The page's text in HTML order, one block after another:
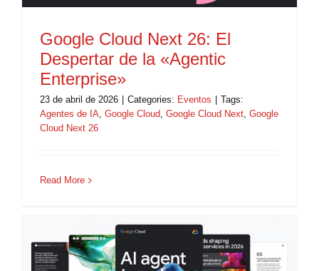
Google Cloud Next 26: El
Despertar de la «Agentic
Enterprise»
23 de abril de 2026 Categories: Eventos
Tags:
Agentes de IA, Google Cloud, Google Cloud Next, Google
Cloud Next 26
Read More